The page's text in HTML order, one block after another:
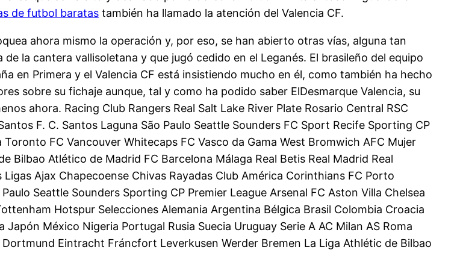
de futbol baratas también ha llamado la atención del Valencia CF.
ahora mismo la operación y, por eso, se han abierto otras vías, alguna tan
la cantera vallisoletana y que jugó cedido en el Leganés. El brasileño del equipo
en Primera y el Valencia CF está insistiendo mucho en él, como también ha hecho
sobre su fichaje aunque, tal y como ha podido saber ElDesmarque Valencia, su
ahora. Racing Club Rangers Real Salt Lake River Plate Rosario Central RSC
F. C. Santos Laguna São Paulo Seattle Sounders FC Sport Recife Sporting CP
FC Vancouver Whitecaps FC Vasco da Gama West Bromwich AFC Mujer
Bilbao Atlético de Madrid FC Barcelona Málaga Real Betis Real Madrid Real
Ajax Chapecoense Chivas Rayadas Club América Corinthians FC Porto
Seattle Sounders Sporting CP Premier League Arsenal FC Aston Villa Chelsea
Hotspur Selecciones Alemania Argentina Bélgica Brasil Colombia Croacia
México Nigeria Portugal Rusia Suecia Uruguay Serie A AC Milan AS Roma
Eintracht Fráncfort Leverkusen Werder Bremen La Liga Athlétic de Bilbao